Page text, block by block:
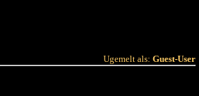
Ugemelt als: Guest-User